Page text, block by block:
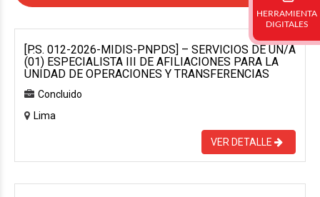
[P.S. 012-2026-MIDIS-PNPDS] – SERVICIOS DE UN/A
(01) ESPECIALISTA III DE AFILIACIONES PARA LA
UNIDAD DE OPERACIONES Y TRANSFERENCIAS
Concluido
Lima
VER DETALLE
HERRAMIENTA
DIGITALES